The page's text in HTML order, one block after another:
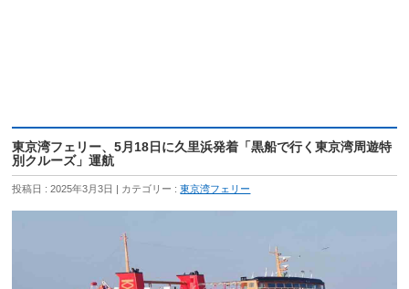
東京湾フェリー、5月18日に久里浜発着「黒船で行く東京湾周遊特
別クルーズ」運航
投稿日 : 2025年3月3日 カテゴリー :東京湾フェリー